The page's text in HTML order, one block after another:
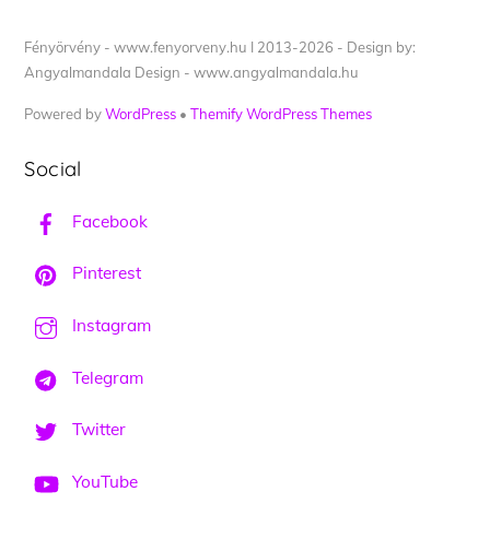
Fényörvény - www.fenyorveny.hu I 2013-2026 - Design by:
Angyalmandala Design - www.angyalmandala.hu
Powered byWordPress •Themify WordPress Themes
Social
Facebook
Pinterest
Instagram
Telegram
Twitter
YouTube